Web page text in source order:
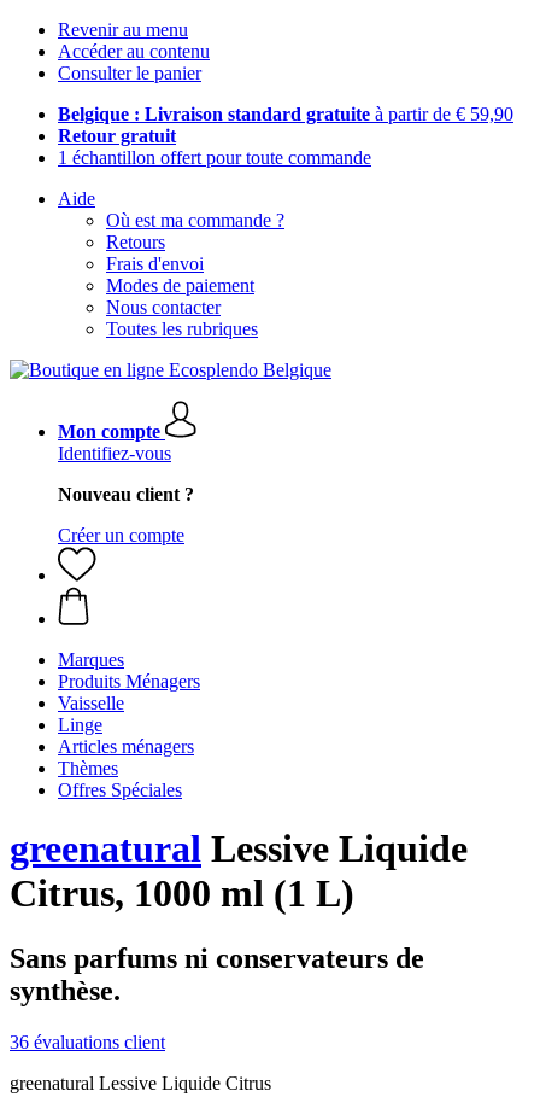
Revenir au menu
Accéder au contenu
Consulter le panier
Belgique : Livraison standard gratuite à partir de € 59,90
Retour gratuit
1 échantillon offert pour toute commande
Aide
Où est ma commande ?
Retours
Frais d'envoi
Modes de paiement
Nous contacter
Toutes les rubriques
Mon compte
Identifiez-vous
Nouveau client ?
Créer un compte
Marques
Produits Ménagers
Vaisselle
Linge
Articles ménagers
Thèmes
Offres Spéciales
greenatural Lessive Liquide
Citrus, 1000 ml (1 L)
Sans parfums ni conservateurs de
synthèse.
36 évaluations client
greenatural Lessive Liquide Citrus